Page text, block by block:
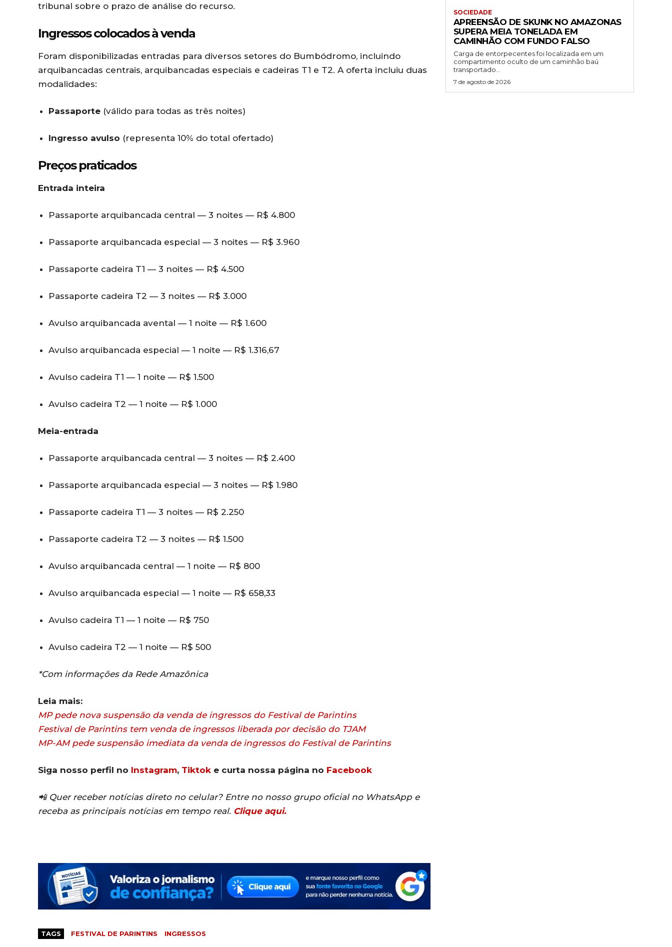
tribunal sobre o prazo de análise do recurso.
Ingressos colocados à venda
Foram disponibilizadas entradas para diversos setores do Bumbódromo, incluindo
arquibancadas centrais, arquibancadas especiais e cadeiras T1 e T2. A oferta incluiu duas
modalidades:
Passaporte (válido para todas as três noites)
Ingresso avulso (representa 10% do total ofertado)
Preços praticados
Entrada inteira
Passaporte arquibancada central — 3 noites — R$ 4.800
Passaporte arquibancada especial — 3 noites — R$ 3.960
Passaporte cadeira T1 — 3 noites — R$ 4.500
Passaporte cadeira T2 — 3 noites — R$ 3.000
Avulso arquibancada avental — 1 noite — R$ 1.600
Avulso arquibancada especial — 1 noite — R$ 1.316,67
Avulso cadeira T1 — 1 noite — R$ 1.500
Avulso cadeira T2 — 1 noite — R$ 1.000
Meia-entrada
Passaporte arquibancada central — 3 noites — R$ 2.400
Passaporte arquibancada especial — 3 noites — R$ 1.980
Passaporte cadeira T1 — 3 noites — R$ 2.250
Passaporte cadeira T2 — 3 noites — R$ 1.500
Avulso arquibancada central — 1 noite — R$ 800
Avulso arquibancada especial — 1 noite — R$ 658,33
Avulso cadeira T1 — 1 noite — R$ 750
Avulso cadeira T2 — 1 noite — R$ 500
*Com informações da Rede Amazônica
Leia mais:
MP pede nova suspensão da venda de ingressos do Festival de Parintins
Festival de Parintins tem venda de ingressos liberada por decisão do TJAM
MP-AM pede suspensão imediata da venda de ingressos do Festival de Parintins
Siga nosso perfil no Instagram, Tiktok e curta nossa página no Facebook
📲 Quer receber notícias direto no celular? Entre no nosso grupo oficial no WhatsApp e
receba as principais notícias em tempo real. Clique aqui.
TAGS FESTIVAL DE PARINTINS INGRESSOS
SOCIEDADE
APREENSÃO DE SKUNK NO AMAZONAS
SUPERA MEIA TONELADA EM
CAMINHÃO COM FUNDO FALSO
Carga de entorpecentes foi localizada em um
compartimento oculto de um caminhão baú
transportado...
7 de agosto de 2026